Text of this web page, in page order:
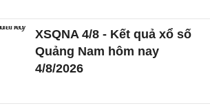
XSQNA 4/8 - Kết quả xổ số
Quảng Nam hôm nay
4/8/2026